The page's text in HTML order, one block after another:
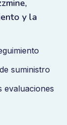
y la
suministro
evaluaciones